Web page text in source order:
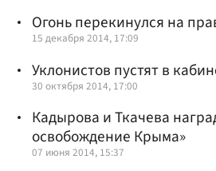
Огонь перекинулся на
15 декабря 2014, 17:09
Уклонистов пустят в
30 октября 2014, 17:00
Кадырова и Ткачева
освобождение Крыма»
07 июня 2014, 15:37